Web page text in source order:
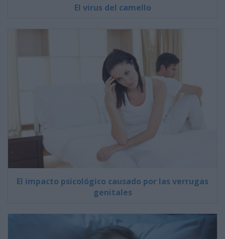
El virus del camello
El impacto psicológico causado por las verrugas
genitales